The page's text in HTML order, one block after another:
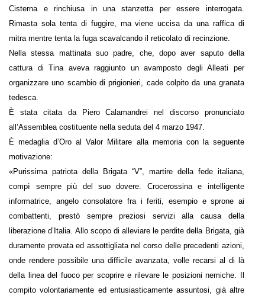
Cisterna e rinchiusa in una stanzetta per essere interrogata.
Rimasta sola tenta di fuggire, ma viene uccisa da una raffica di
mitra mentre tenta la fuga scavalcando il reticolato di recinzione.
Nella stessa mattinata suo padre, che, dopo aver saputo della
cattura di Tina aveva raggiunto un avamposto degli Alleati per
organizzare uno scambio di prigionieri, cade colpito da una granata
tedesca.
È stata citata da Piero Calamandrei nel discorso pronunciato
all’Assemblea costituente nella seduta del 4 marzo 1947.
È medaglia d’Oro al Valor Militare alla memoria con la seguente
motivazione:
«Purissima patriota della Brigata “V”, martire della fede italiana,
compì sempre più del suo dovere. Crocerossina e intelligente
informatrice, angelo consolatore fra i feriti, esempio e sprone ai
combattenti, prestò sempre preziosi servizi alla causa della
liberazione d’Italia. Allo scopo di alleviare le perdite della Brigata, già
duramente provata ed assottigliata nel corso delle precedenti azioni,
onde rendere possibile una difficile avanzata, volle recarsi al di là
della linea del fuoco per scoprire e rilevare le posizioni nemiche. Il
compito volontariamente ed entusiasticamente assuntosi, già altre